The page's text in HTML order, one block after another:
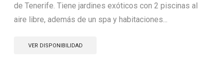
de Tenerife. Tiene jardines exóticos con 2 piscinas al
aire libre, además de un spa y habitaciones...
VER DISPONIBILIDAD